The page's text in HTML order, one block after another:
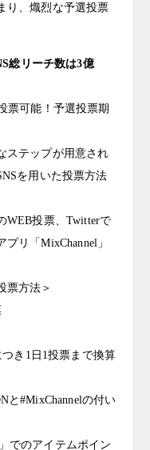
り、熾烈な予選投票
総リーチ数は3億
票可能！予選投票期
ステップが用意され
を用いた投票方法
WEB投票、Twitterで
リ「MixChannel」
票方法＞
き1日1投票まで換算
と#MixChannelの付い
でのアイテムポイン